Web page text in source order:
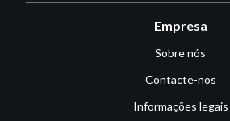
Empresa
Sobre nós
Contacte-nos
Informações legais